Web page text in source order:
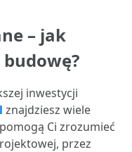
– jak
inwestycji
znajdziesz wiele
Ci zrozumieć
przez